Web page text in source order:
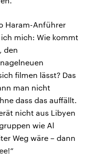
Haram-Anführer
mich: Wie kommt
den
filmen lässt? Das
man nicht
dass das auffällt.
nicht aus Libyen
wie Al
Weg wäre – dann